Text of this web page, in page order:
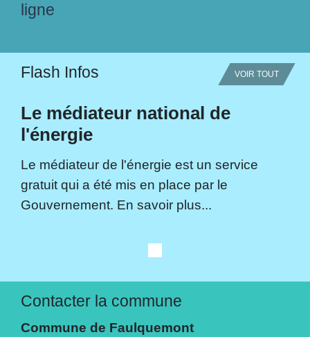
ligne
Flash Infos VOIR TOUT
Le médiateur national de
l'énergie
Le médiateur de l'énergie est un service
gratuit qui a été mis en place par le
Gouvernement. En savoir plus...
Contacter la commune
Commune de Faulquemont